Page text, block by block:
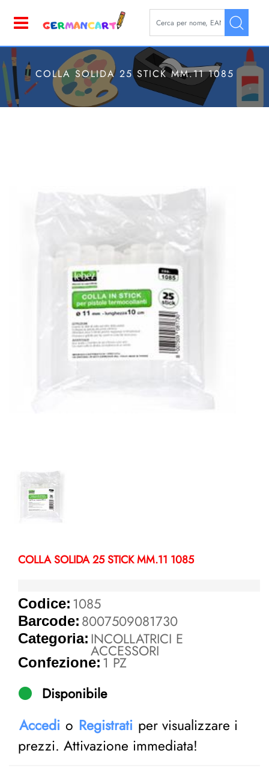
La modifica di un filtro
COLLA SOLIDA 25 STICK MM.11 1085
COLLA SOLIDA 25 STICK MM.11 1085
Codice: 1085
Barcode: 8007509081730
Categoria: INCOLLATRICI E
ACCESSORI
Confezione: 1 PZ
Disponibile
Accedi o Registrati per visualizzare i
prezzi. Attivazione immediata!